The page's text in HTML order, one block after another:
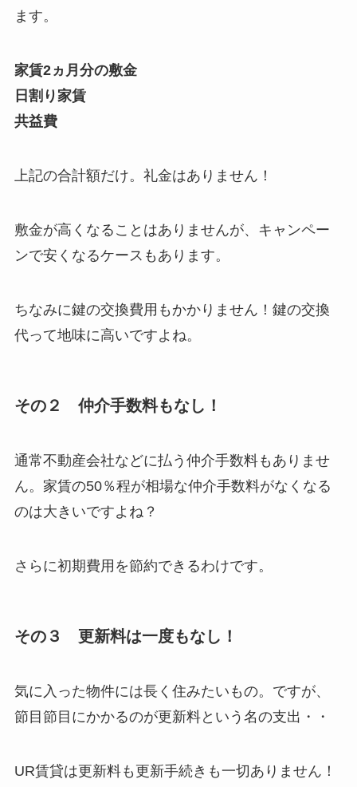
ます。
家賃2ヵ月分の敷金
日割り家賃
共益費
上記の合計額だけ。礼金はありません！
敷金が高くなることはありませんが、キャンペー
ンで安くなるケースもあります。
ちなみに鍵の交換費用もかかりません！鍵の交換
代って地味に高いですよね。
その２ 仲介手数料もなし！
通常不動産会社などに払う仲介手数料もありませ
ん。家賃の50％程が相場な仲介手数料がなくなる
のは大きいですよね？
さらに初期費用を節約できるわけです。
その３ 更新料は一度もなし！
気に入った物件には長く住みたいもの。ですが、
節目節目にかかるのが更新料という名の支出・・
UR賃貸は更新料も更新手続きも一切ありません！